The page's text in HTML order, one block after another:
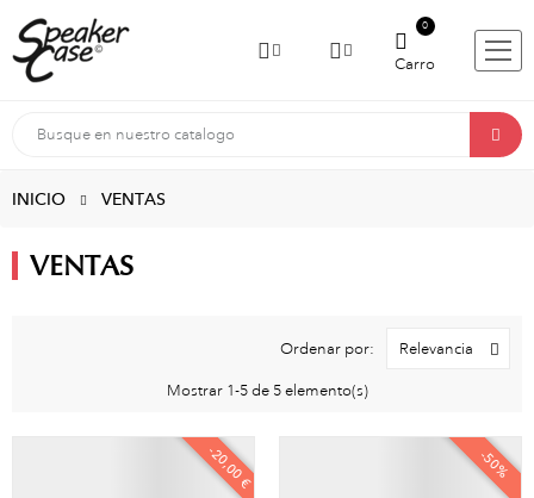
Carro
0
INICIO VENTAS
VENTAS
Ordenar por: Relevancia
Mostrar 1-5 de 5 elemento(s)
-20,00 € -50%